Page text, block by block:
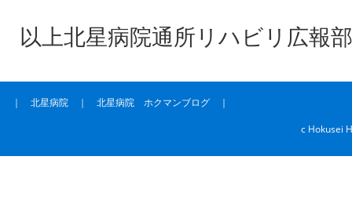
以上北星病院通所リハビリ広報
｜ 北星病院 ｜ 北星病院 ホクマンブログ ｜
c Hokusei